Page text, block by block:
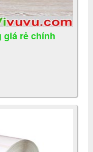
giá rẻ chính